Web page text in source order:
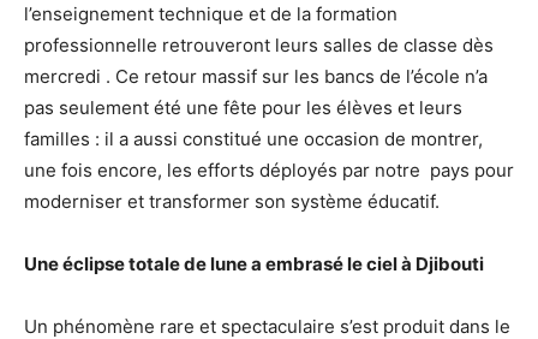
l’enseignement technique et de la formation
professionnelle retrouveront leurs salles de classe dès
mercredi . Ce retour massif sur les bancs de l’école n’a
pas seulement été une fête pour les élèves et leurs
familles : il a aussi constitué une occasion de montrer,
une fois encore, les efforts déployés par notre pays pour
moderniser et transformer son système éducatif.
Une éclipse totale de lune a embrasé le ciel à Djibouti
Un phénomène rare et spectaculaire s’est produit dans le